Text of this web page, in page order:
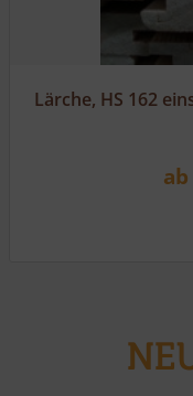
Lärche, HS 162